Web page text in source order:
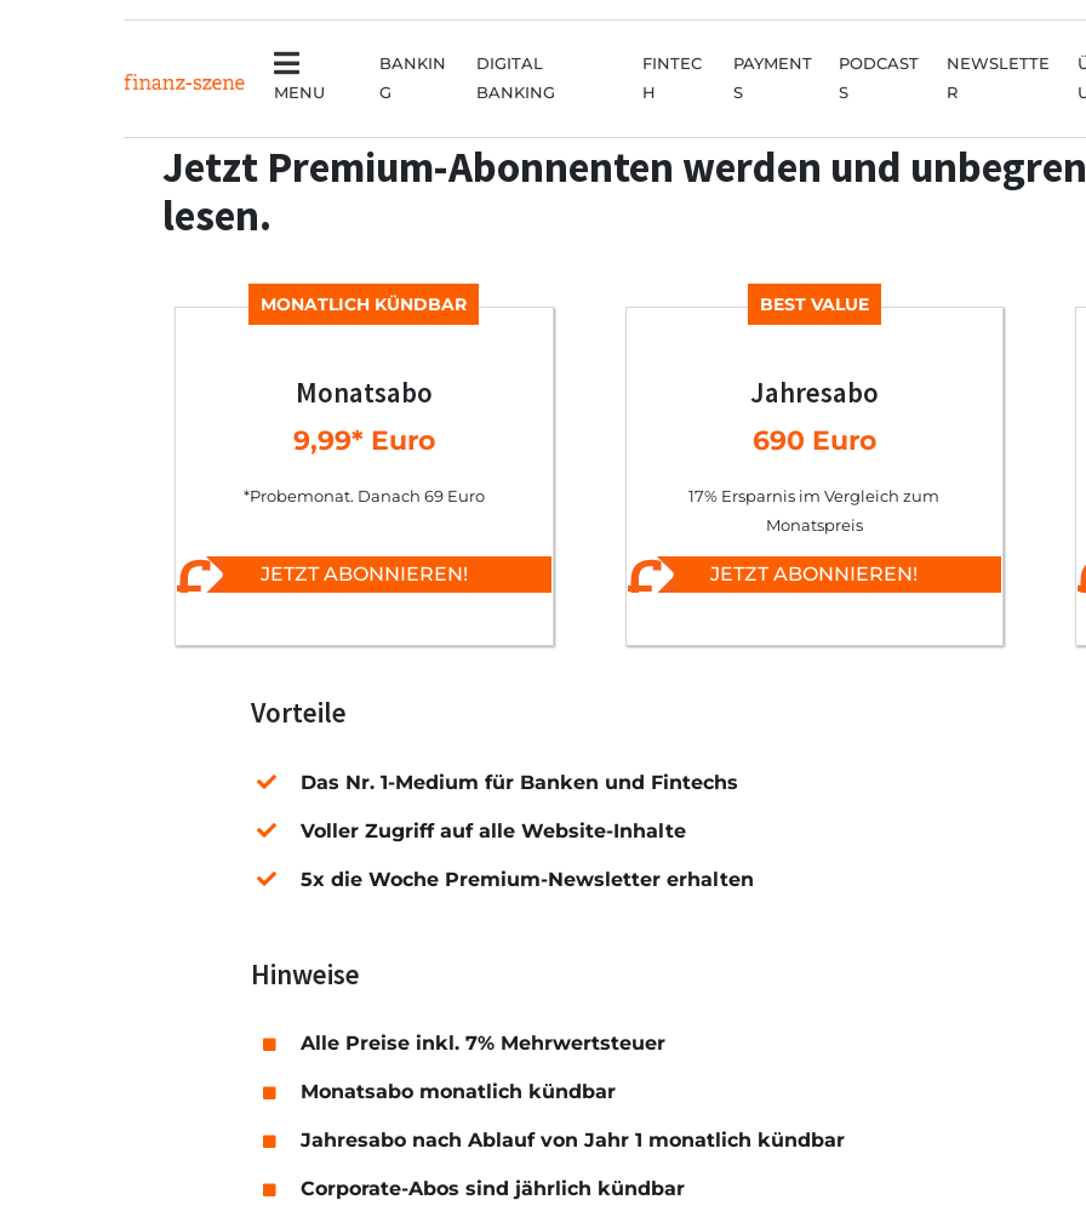
MENU
BANKIN
G
DIGITAL
BANKING
FINTEC
H
PAYMENT
S
PODCAST
S
NEWSLETTE
R
Jetzt Premium-Abonnenten werden und
lesen.
MONATLICH KÜNDBAR
Monatsabo
9,99* Euro
*Probemonat. Danach 69 Euro
JETZT ABONNIEREN!
BEST VALUE
Jahresabo
690 Euro
17% Ersparnis im Vergleich zum
Monatspreis
JETZT ABONNIEREN!
Vorteile
Das Nr. 1-Medium für Banken und Fintechs
Voller Zugriff auf alle Website-Inhalte
5x die Woche Premium-Newsletter erhalten
Hinweise
Alle Preise inkl. 7% Mehrwertsteuer
Monatsabo monatlich kündbar
Jahresabo nach Ablauf von Jahr 1 monatlich kündbar
Corporate-Abos sind jährlich kündbar